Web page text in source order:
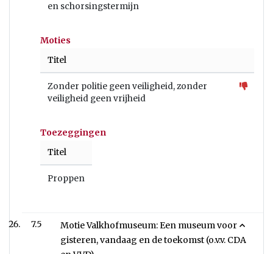
en schorsingstermijn
Moties
Titel
Zonder politie geen veiligheid, zonder
veiligheid geen vrijheid
Toezeggingen
Titel
Proppen
7.5
Motie Valkhofmuseum: Een museum voor
gisteren, vandaag en de toekomst (o.v.v. CDA